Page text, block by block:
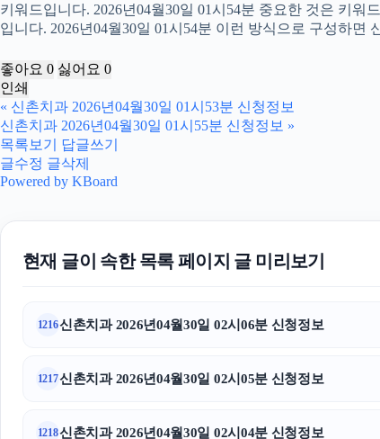
키워드입니다. 2026년04월30일 01시54분 중요한 것은 키
입니다. 2026년04월30일 01시54분 이런 방식으로 구성하
좋아요 0 싫어요 0
인쇄
« 신촌치과 2026년04월30일 01시53분 신청정보
신촌치과 2026년04월30일 01시55분 신청정보 »
목록보기
답글쓰기
글수정 글삭제
Powered by KBoard
현재 글이 속한 목록 페이지 글 미리보기
1216신촌치과 2026년04월30일 02시06분 신청정보
1217신촌치과 2026년04월30일 02시05분 신청정보
1218신촌치과 2026년04월30일 02시04분 신청정보